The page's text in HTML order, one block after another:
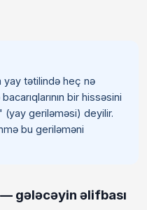
yay tətilində heç nə
bir hissəsini
geriləməsi) deyilir.
bu geriləməni
gələcəyin əlifbası